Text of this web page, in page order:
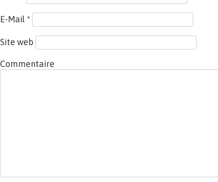
E-Mail *
Site web
Commentaire